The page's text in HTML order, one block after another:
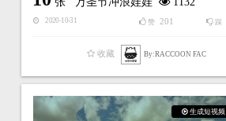
2020-10-31 踩
赞 201
收藏 By:RACCOON FAC
生成短视频